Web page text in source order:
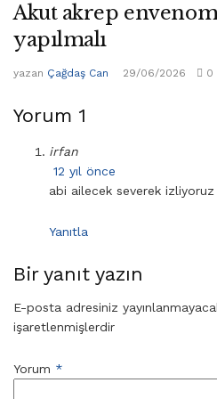
Akut akrep
yapılmalı
yazan Çağdaş Can 29/06/2026 0
Yorum 1
irfan
12 yıl önce
abi ailecek severek izliyoruz
Yanıtla
Bir yanıt yazın
E-posta adresiniz
işaretlenmişlerdir
Yorum *